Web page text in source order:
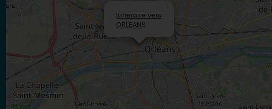
Itinéraire vers
ORLEANS